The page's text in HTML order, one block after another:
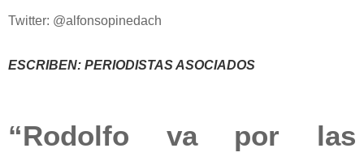
Twitter: @alfonsopinedach
ESCRIBEN: PERIODISTAS ASOCIADOS
“Rodolfo va por las